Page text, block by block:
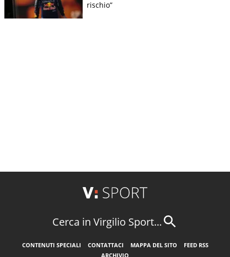
rischio”
Cerca in Virgilio Sport...
CONTENUTI SPECIALI CONTATTACI MAPPA DEL SITO
FEED RSS
ARCHIVIO